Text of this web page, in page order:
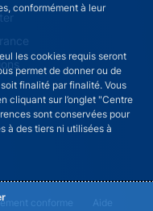
conformément à leur
les cookies requis seront
permet de donner ou de
finalité par finalité. Vous
cliquant sur l’onglet "Centre
sont conservées pour
à des tiers ni utilisées à
conforme Aide